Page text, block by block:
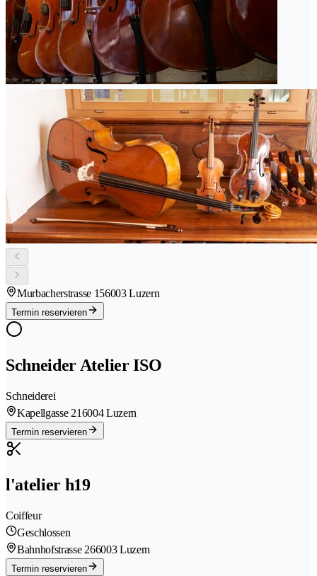
Murbacherstrasse 156003 Luzern
Termin reservieren
Schneider Atelier ISO
Schneiderei
Kapellgasse 216004 Luzern
Termin reservieren
l'atelier h19
Coiffeur
Geschlossen
Bahnhofstrasse 266003 Luzern
Termin reservieren